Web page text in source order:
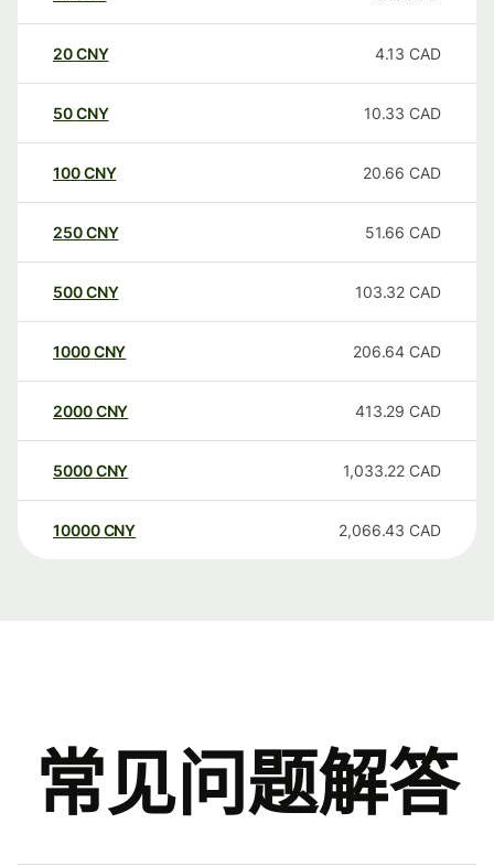
20CNY 4.13 CAD
50CNY 10.33 CAD
100CNY 20.66 CAD
250CNY 51.66 CAD
500CNY 103.32 CAD
1000CNY 206.64 CAD
2000CNY 413.29 CAD
5000CNY 1,033.22 CAD
10000 CNY 2,066.43 CAD
常见问题解答